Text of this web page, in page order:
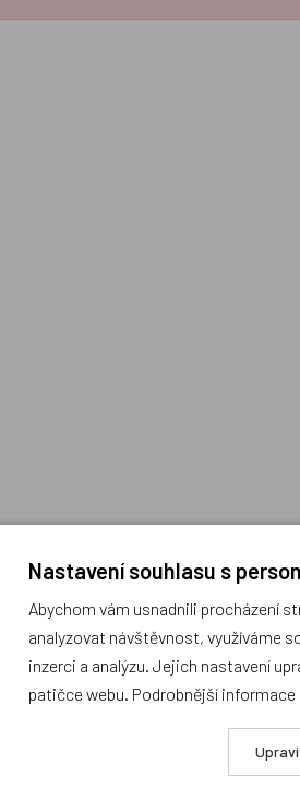
rádi
Prodejna s
výběrem
batohů v
odborným
Na naší
Nastavení souhlasu s
Abychom vám usnadnili procházení
analyzovat návštěvnost, využíváme
inzerci a analýzu. Jejich nastavení
patičce webu. Podrobnější informace